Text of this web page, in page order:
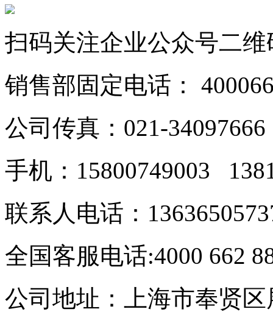
扫码关注企业公众号二维
销售部固定电话：
公司传真：021-34097666
手机：15800749003
联系人电话：
全国客服电话:4000 662
公司地址：上海市奉贤区